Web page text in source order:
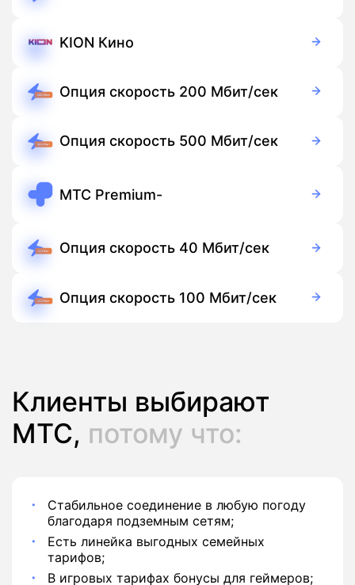
KION Кино
Подписка
Опция скорость 200 Мбит/сек
Подписка
Опция скорость 500 Мбит/сек
Подписка
МТС Premium-
Опция скорость 40 Мбит/сек
Подписка
Опция скорость 100 Мбит/сек
Подписка
Клиенты выбирают
МТС, потому что:
Стабильное соединение в любую погоду
благодаря подземным сетям;
Есть линейка выгодных семейных
тарифов;
В игровых тарифах бонусы для геймеров;